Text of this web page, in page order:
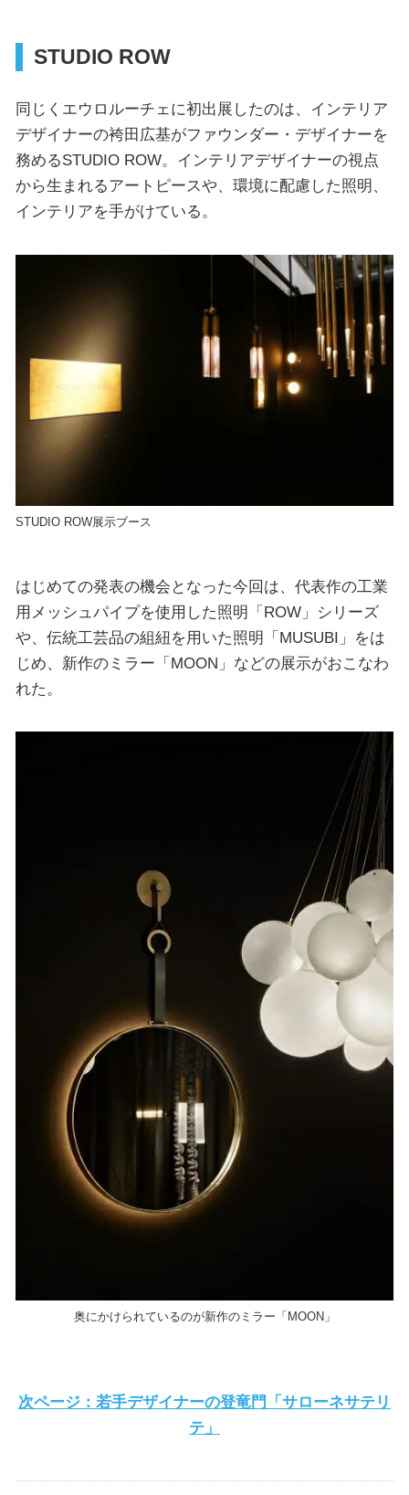
STUDIO ROW
同じくエウロルーチェに初出展したのは、インテリア
デザイナーの袴田広基がファウンダー・デザイナーを
務めるSTUDIO ROW。インテリアデザイナーの視点
から生まれるアートピースや、環境に配慮した照明、
インテリアを手がけている。
STUDIO ROW展示ブース
はじめての発表の機会となった今回は、代表作の工業
用メッシュパイプを使用した照明「ROW」シリーズ
や、伝統工芸品の組紐を用いた照明「MUSUBI」をは
じめ、新作のミラー「MOON」などの展示がおこなわ
れた。
奥にかけられているのが新作のミラー「MOON」
次ページ：若手デザイナーの登竜門「サローネサテリ
テ」